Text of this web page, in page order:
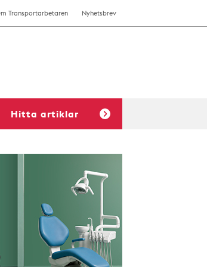
Transportarbetaren Nyhetsbrev
Hitta artiklar